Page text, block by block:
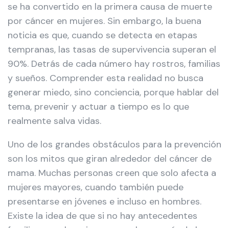
se ha convertido en la primera causa de muerte
por cáncer en mujeres. Sin embargo, la buena
noticia es que, cuando se detecta en etapas
tempranas, las tasas de supervivencia superan el
90%. Detrás de cada número hay rostros, familias
y sueños. Comprender esta realidad no busca
generar miedo, sino conciencia, porque hablar del
tema, prevenir y actuar a tiempo es lo que
realmente salva vidas.
Uno de los grandes obstáculos para la prevención
son los mitos que giran alrededor del cáncer de
mama. Muchas personas creen que solo afecta a
mujeres mayores, cuando también puede
presentarse en jóvenes e incluso en hombres.
Existe la idea de que si no hay antecedentes